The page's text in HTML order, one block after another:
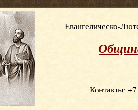
Евангелическо-
Контакты: +7